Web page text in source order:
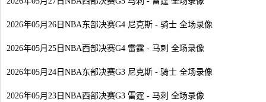
2026年05月26日NBA东部决赛G4 尼克斯 - 骑士 全场录像
2026年05月25日NBA西部决赛G4 雷霆 - 马刺 全场录像
2026年05月24日NBA东部决赛G3 尼克斯 - 骑士 全场录像
2026年05月23日NBA西部决赛G3 雷霆 - 马刺 全场录像